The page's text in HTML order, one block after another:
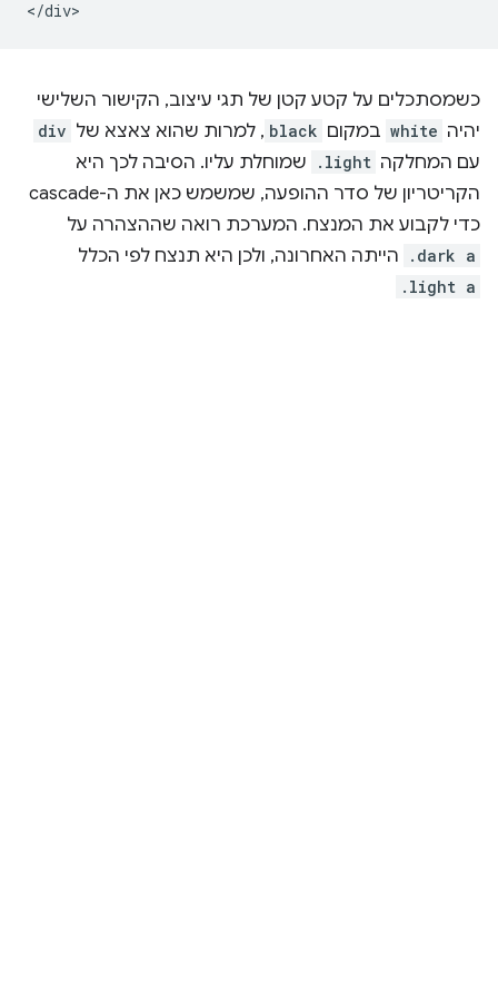
כשמסתכלים על קטע קטן של תגי עיצוב, הקישור השלישי
יהיה white במקום black , למרות שהוא צאצא של div
עם המחלקה .light
שמוחלת עליו. הסיבה לכך היא
הקריטריון של סדר ההופעה, שמשמש כאן את ה-cascade
כדי לקבוע את המנצח. המערכת רואה שההצהרה על
.dark a הייתה האחרונה, ולכן היא תנצח לפי הכלל
.light a